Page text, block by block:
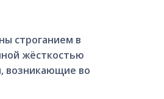
строганием в
жёсткостью
возникающие во